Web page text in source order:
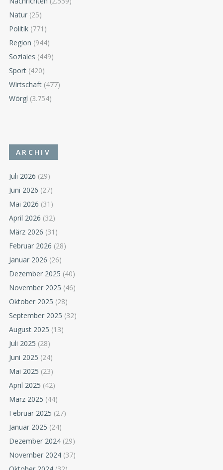
Natur (25)
Politik (771)
Region (944)
Soziales (449)
Sport (420)
Wirtschaft (477)
Wörgl (3.754)
ARCHIV
Juli 2026 (29)
Juni 2026 (27)
Mai 2026 (31)
April 2026 (32)
März 2026 (31)
Februar 2026 (28)
Januar 2026 (26)
Dezember 2025 (40)
November 2025 (46)
Oktober 2025 (28)
September 2025 (32)
August 2025 (13)
Juli 2025 (28)
Juni 2025 (24)
Mai 2025 (23)
April 2025 (42)
März 2025 (44)
Februar 2025 (27)
Januar 2025 (24)
Dezember 2024 (29)
November 2024 (37)